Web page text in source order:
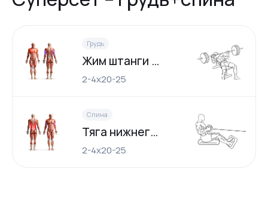
Грудь
Жим штанги лежа
2-4х20-25
Спина
Тяга нижнего блока
2-4х20-25